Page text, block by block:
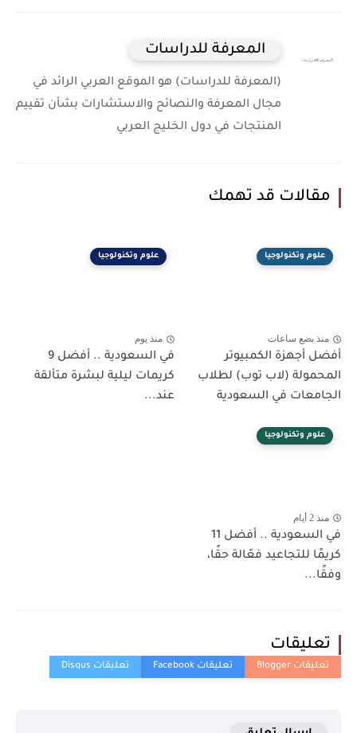
المعرفة للدراسات
(المعرفة للدراسات) هو الموقع العربي الرائد في
مجال المعرفة والنصائح والاستشارات بشأن تقييم
المنتجات في دول الخليج العربي
مقالات قد تهمك
علوم وتكنولوجيا
منذ بضع ساعات
أفضل أجهزة الكمبيوتر
المحمولة (لاب توب) لطلاب
الجامعات في السعودية
علوم وتكنولوجيا
منذ يوم
في السعودية .. أفضل 9
كريمات ليلية لبشرة متألقة
عند...
علوم وتكنولوجيا
منذ 2 أيام
في السعودية .. أفضل 11
كريمًا للتجاعيد فعّالة حقًا،
وفقًا...
تعليقات